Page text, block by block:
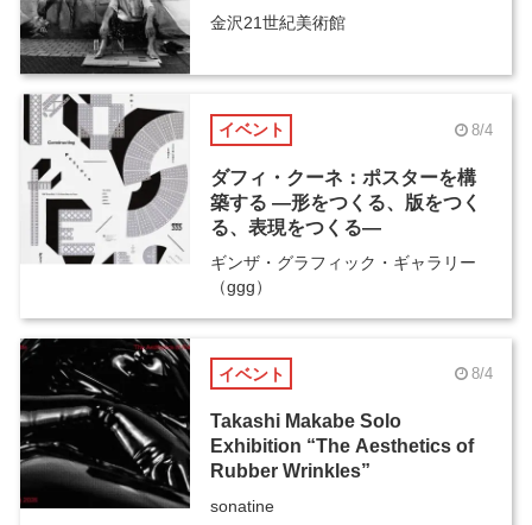
金沢21世紀美術館
イベント 8/4
ダフィ・クーネ：ポスターを構
築する ―形をつくる、版をつく
る、表現をつくる―
ギンザ・グラフィック・ギャラリー
（ggg）
イベント 8/4
Takashi Makabe Solo
Exhibition “The Aesthetics of
Rubber Wrinkles”
sonatine